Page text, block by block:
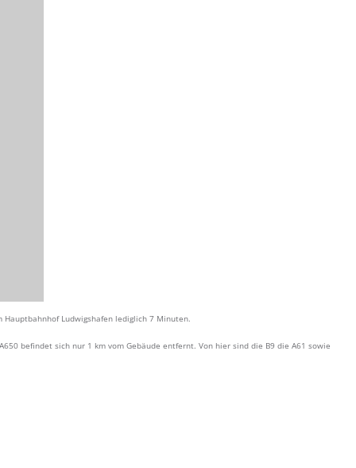
Ludwigshafen lediglich 7 Minuten.
befindet sich nur 1 km vom Gebäude entfernt. Von hier sind die B9 die A61 sowie